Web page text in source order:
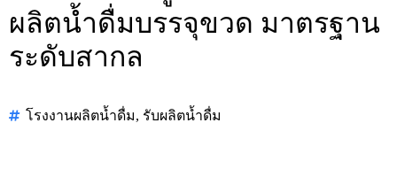
ผลิตน้ำดื่มบรรจุขวด มาตรฐาน
ระดับสากล
โรงงานผลิตน้ำดื่ม, รับผลิตน้ำดื่ม